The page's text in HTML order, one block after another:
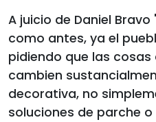
A juicio de Daniel
como antes, ya el
pidiendo que las cosas
cambien
decorativa, no
soluciones de parche